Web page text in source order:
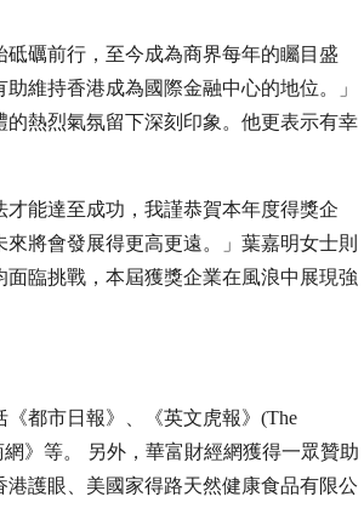
礪前行，至今成為商界每年的矚目盛
維持香港成為國際金融中心的地位。」
熱烈氣氛留下深刻印象。他更表示有幸
能達至成功，我謹恭賀本年度得獎企
將會發展得更高更遠。」葉嘉明女士則
臨挑戰，本屆獲獎企業在風浪中展現強
都市日報》、《英文虎報》(The
》等。 另外，華富財經網獲得一眾贊助
護眼、美國家得路天然健康食品有限公